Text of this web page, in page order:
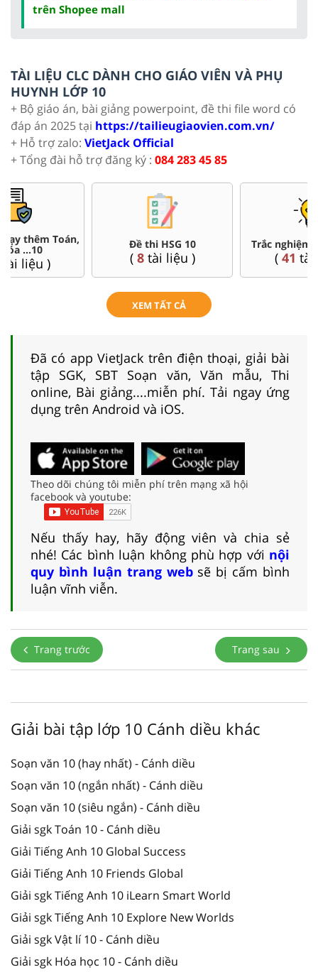
trên Shopee mall
TÀI LIỆU CLC DÀNH CHO GIÁO VIÊN VÀ PHỤ
HUYNH LỚP 10
+ Bộ giáo án, bài giảng powerpoint, đề thi file word có
đáp án 2025 tại https://tailieugiaovien.com.vn/
+ Hỗ trợ zalo: VietJack Official
+ Tổng đài hỗ trợ đăng ký : 084 283 45 85
Đề thi HSG 10
(
Trắc nghiệm đúng sai 10
(
XEM TẤT CẢ
Đã có app VietJack trên điện thoại, giải bài
tập SGK, SBT Soạn văn, Văn mẫu, Thi
online, Bài giảng....miễn phí. Tải ngay ứng
dụng trên Android và iOS.
Theo dõi chúng tôi miễn phí trên mạng xã hội
facebook và youtube:
Nếu thấy hay, hãy động viên và chia sẻ
nhé! Các bình luận không phù hợp với nội
quy bình luận trang websẽ bị cấm bình
luận vĩnh viễn.
Trang trước Trang sau
Giải bài tập lớp 10 Cánh diều khác
Soạn văn 10 (hay nhất) - Cánh diều
Soạn văn 10 (ngắn nhất) - Cánh diều
Soạn văn 10 (siêu ngắn) - Cánh diều
Giải sgk Toán 10 - Cánh diều
Giải Tiếng Anh 10 Global Success
Giải Tiếng Anh 10 Friends Global
Giải sgk Tiếng Anh 10 iLearn Smart World
Giải sgk Tiếng Anh 10 Explore New Worlds
Giải sgk Vật lí 10 - Cánh diều
Giải sgk Hóa học 10 - Cánh diều